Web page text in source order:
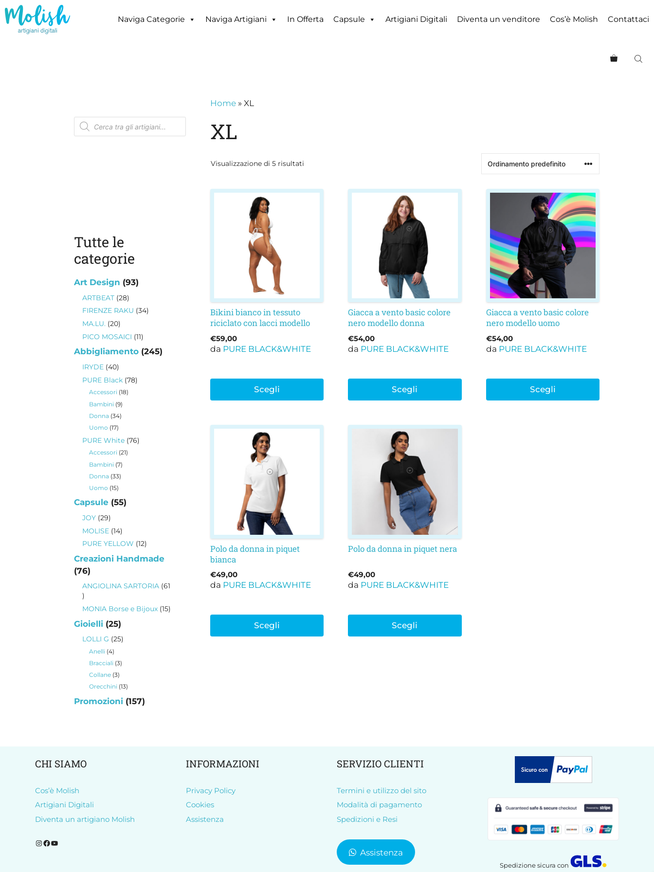
Vai
al
contenuto
Naviga Categorie Naviga Artigiani In Offerta Capsule Artigiani Digitali Diventa un venditore Cos’è Molish Contattaci
Home » XL
XL
Visualizzazione di 5 risultati
Bikini bianco in tessuto
riciclato con lacci modello
PURE WHITE
€59,00
da PURE BLACK&WHITE
Scegli
Questo
scelte
nella
pagina
del
prodotto
Giacca a vento basic colore
nero modello donna
€54,00
da PURE BLACK&WHITE
Scegli
Questo
opzioni
possono
scelte
nella
pagina
del
prodotto
Giacca a vento basic colore
nero modello uomo
€54,00
da PURE BLACK&WHITE
Scegli
Questo
più
varianti.
Le
opzioni
possono
essere
scelte
nella
pagina
del
prodotto
Polo da donna in piquet
bianca
€49,00
da PURE BLACK&WHITE
Scegli
Questo
possono
scelte
nella
pagina
del
prodotto
Polo da donna in piquet nera
€49,00
da PURE BLACK&WHITE
Scegli
varianti.
scelte
nella
del
prodotto
Ricerca
prodotti
Tutte le
categorie
Art Design 9393
ARTBEAT 2828
prodotti
FIRENZE RAKU 3434
MA.LU. 2020
prodotti
PICO MOSAICI 1111
Abbigliamento 245245
IRYDE 4040
prodotti
PURE Black 7878
Accessori 1818
Bambini 99
prodotti
Donna 3434
Uomo 1717
PURE White 7676
Accessori 2121
Bambini 77
prodotti
Donna 3333
Uomo 1515
Capsule 5555
JOY 2929
prodotti
MOLISE 1414
prodotti
PURE YELLOW 1212
Creazioni Handmade
7676
prodotti
ANGIOLINA SARTORIA 61
61
prodotti
MONIA Borse e Bijoux 1515
Gioielli 2525
prodotti
LOLLI G 2525
Anelli 44
prodotti
Bracciali 33
Collane 33
prodotti
Orecchini 1313
Promozioni 157157
CHI SIAMO
Cos’è Molish
Artigiani Digitali
Diventa un artigiano Molish
Segui Molish su Instagram
Segui Molish su Facebook
Iscriviti al nostro canale YouTube
INFORMAZIONI
Privacy Policy
Cookies
Assistenza
SERVIZIO CLIENTI
Termini e utilizzo del sito
Modalità di pagamento
Spedizioni e Resi
Assistenza
Spedizione sicura con